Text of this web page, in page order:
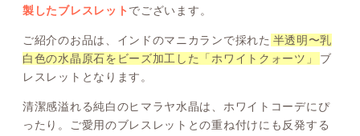
製したブレスレット でございます。
ご紹介のお品は、インドのマニカランで採れた 半透明〜乳
白色の水晶原石をビーズ加工した「ホワイトクォーツ」
ブ
レスレットとなります。
清潔感溢れる純白のヒマラヤ水晶は、ホワイトコーデにぴ
ったり。ご愛用のブレスレットとの重ね付けにも反発する